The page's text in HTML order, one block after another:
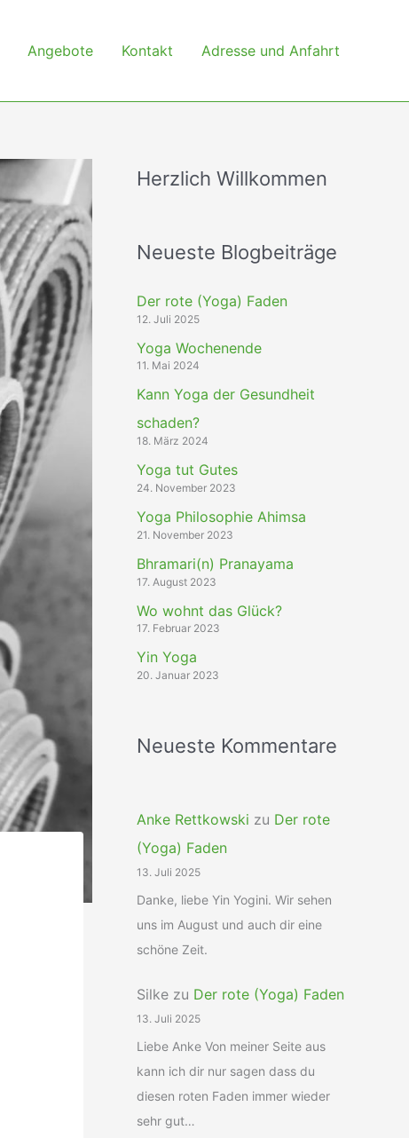
Angebote Kontakt Adresse und Anfahrt
Herzlich Willkommen
Neueste Blogbeiträge
Der rote (Yoga) Faden
12. Juli 2025
Yoga Wochenende
11. Mai 2024
Kann Yoga der Gesundheit
schaden?
18. März 2024
Yoga tut Gutes
24. November 2023
Yoga Philosophie Ahimsa
21. November 2023
Bhramari(n) Pranayama
17. August 2023
Wo wohnt das Glück?
17. Februar 2023
Yin Yoga
20. Januar 2023
Neueste Kommentare
Anke Rettkowski zu Der rote
(Yoga) Faden
13. Juli 2025
Danke, liebe Yin Yogini. Wir sehen
uns im August und auch dir eine
schöne Zeit.
Silke zu Der rote (Yoga) Faden
13. Juli 2025
Liebe Anke Von meiner Seite aus
kann ich dir nur sagen dass du
diesen roten Faden immer wieder
sehr gut…